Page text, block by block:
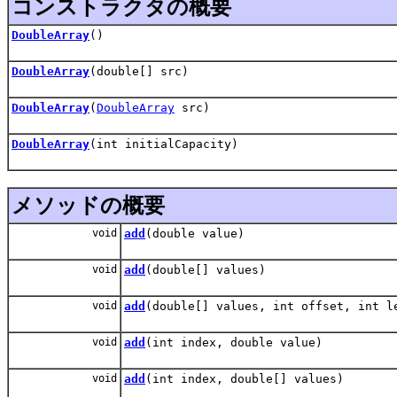
コンストラクタの概要
DoubleArray()
DoubleArray(double[] src)
DoubleArray( DoubleArray src)
DoubleArray(int initialCapacity)
メソッドの概要
void add (double value)
void add (double[] values)
void add (double[] values, int offset, int
void add (int index, double value)
void add (int index, double[] values)